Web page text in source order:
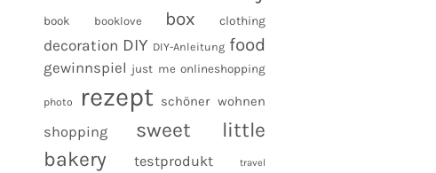
book booklove box clothing
decoration DIY DIY-Anleitung food
gewinnspiel just me onlineshopping
photo rezept schöner wohnen
shopping
sweet little
bakery
testprodukt travel